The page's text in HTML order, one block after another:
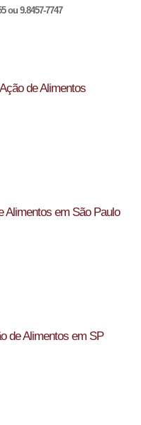
ou 9.8457-7747
Ação de Alimentos
Alimentos em São Paulo
de Alimentos em SP